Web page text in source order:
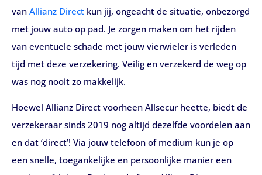
van Allianz Direct kun jij, ongeacht de situatie, onbezorgd
met jouw auto op pad. Je zorgen maken om het rijden
van eventuele schade met jouw vierwieler is verleden
tijd met deze verzekering. Veilig en verzekerd de weg op
was nog nooit zo makkelijk.
Hoewel Allianz Direct voorheen Allsecur heette, biedt de
verzekeraar sinds 2019 nog altijd dezelfde voordelen aan
en dat ‘direct’! Via jouw telefoon of medium kun je op
een snelle, toegankelijke en persoonlijke manier een